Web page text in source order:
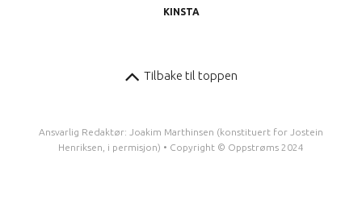
KINSTA
Tilbake til toppen
Ansvarlig Redaktør: Joakim Marthinsen (konstituert for Jostein
Henriksen, i permisjon) • Copyright © Oppstrøms 2024